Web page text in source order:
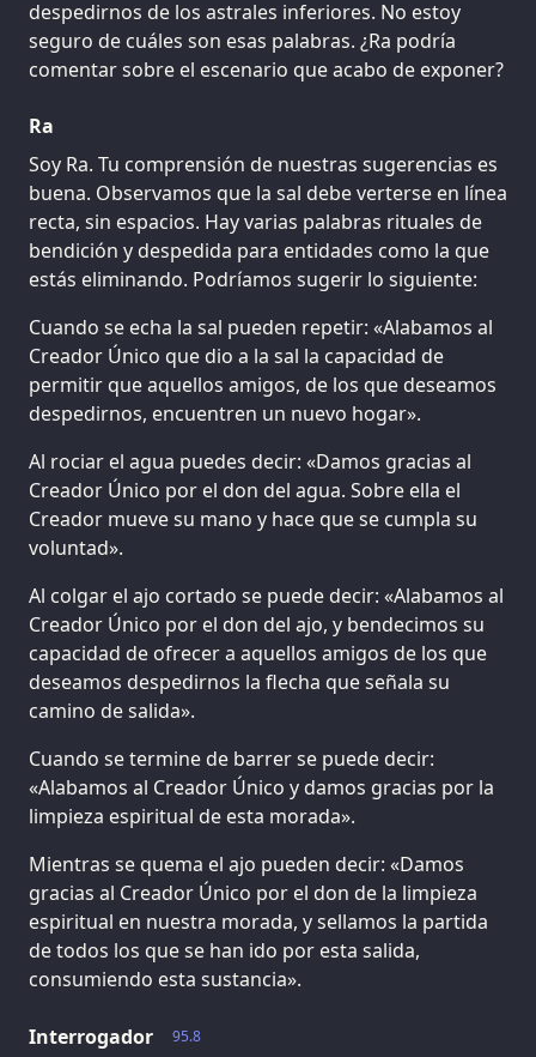
despedirnos de los astrales inferiores. No estoy
seguro de cuáles son esas palabras. ¿Ra podría
comentar sobre el escenario que acabo de exponer?
Ra
Soy Ra. Tu comprensión de nuestras sugerencias es
buena. Observamos que la sal debe verterse en línea
recta, sin espacios. Hay varias palabras rituales de
bendición y despedida para entidades como la que
estás eliminando. Podríamos sugerir lo siguiente:
Cuando se echa la sal pueden repetir: «Alabamos al
Creador Único que dio a la sal la capacidad de
permitir que aquellos amigos, de los que deseamos
despedirnos, encuentren un nuevo hogar».
Al rociar el agua puedes decir: «Damos gracias al
Creador Único por el don del agua. Sobre ella el
Creador mueve su mano y hace que se cumpla su
voluntad».
Al colgar el ajo cortado se puede decir: «Alabamos al
Creador Único por el don del ajo, y bendecimos su
capacidad de ofrecer a aquellos amigos de los que
deseamos despedirnos la flecha que señala su
camino de salida».
Cuando se termine de barrer se puede decir:
«Alabamos al Creador Único y damos gracias por la
limpieza espiritual de esta morada».
Mientras se quema el ajo pueden decir: «Damos
gracias al Creador Único por el don de la limpieza
espiritual en nuestra morada, y sellamos la partida
de todos los que se han ido por esta salida,
consumiendo esta sustancia».
95.8
Interrogador